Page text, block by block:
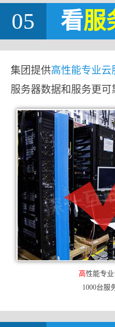
05 看服
集团提供高性能专业云
服务器数据和服务更可
高性能专
1000台服